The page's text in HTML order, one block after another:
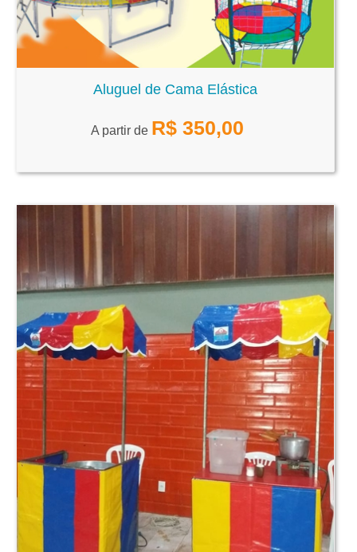
Aluguel de Cama Elástica
A partir de R$ 350,00